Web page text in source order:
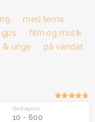
med tema
gps
film og musik
& unge
på vandet
Deltagere
10 - 600